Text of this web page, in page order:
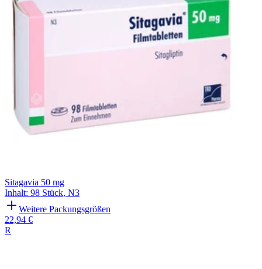
Sitagavia 50 mg
Inhalt: 98 Stück, N3
Weitere Packungsgrößen
22,94 €
R